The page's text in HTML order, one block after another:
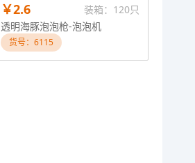
￥2.6
装箱：120只
透明海豚泡泡枪-泡泡机
货号：6115